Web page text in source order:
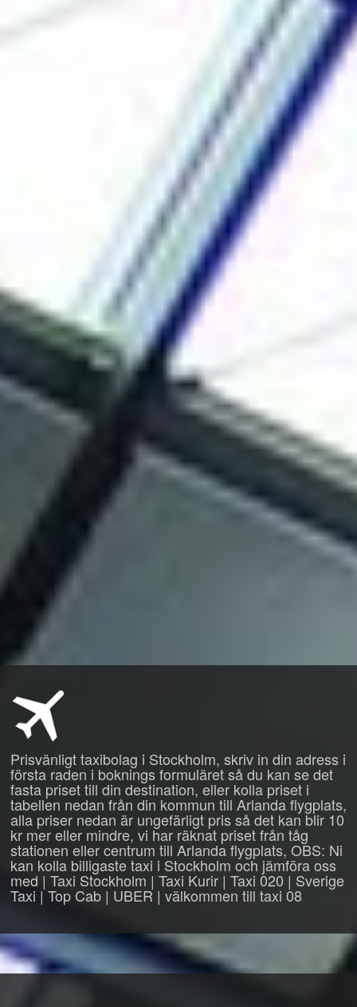
Prisvänligt taxibolag i Stockholm, skriv in din adress i
första raden i boknings formuläret så du kan se det
fasta priset till din destination, eller kolla priset i
tabellen nedan från din kommun till Arlanda flygplats,
alla priser nedan är ungefärligt pris så det kan blir 10
kr mer eller mindre, vi har räknat priset från tåg
stationen eller centrum till Arlanda flygplats, OBS: Ni
kan kolla billigaste taxi i Stockholm och jämföra oss
med | Taxi Stockholm | Taxi Kurir | Taxi 020 | Sverige
Taxi | Top Cab | UBER | välkommen till taxi 08